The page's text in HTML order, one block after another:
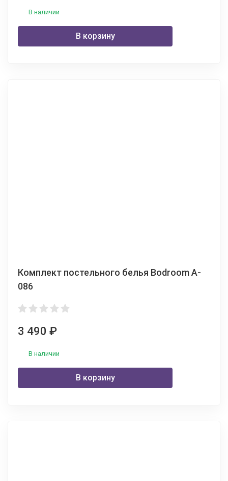
В наличии
В корзину
Комплект постельного белья Bodroom A-
086
3 490 ₽
В наличии
В корзину